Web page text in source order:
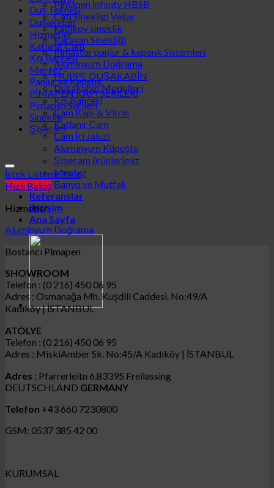
Pimapen İnfınıty HBSB
Çatı Sinekligi Velux
kadikoy sineklik
Karavan Sinekliği
Pimastor panjur & kepenk Sistemleri
Aluminyum Doğrama
HÜPPE DUŞAKABİN
Duşakabin Modelleri
Kış Bahçesi
Cam Kapı & Vitrin
Katlanır Cam
Cam İçi Jaluzi
Aluminyum Küpeşte
Şişecam ürünlerimiz
Menfez
Banyo ve Mutfak
Referanslar
iletişim
Ana Sayfa
Duş Teknesi
Duşakabin
Hizmetler
Katlanır Cam
Kış Bahçesi
Menfez
Panjur ve Kepenk
PİMAPEN KAPI SERİLERİ
Pimapen Serileri
Sineklik
Şişecam
İstek Listeme Ekle
Hızlı Bakış
Hizmetler
Aluminyum Doğrama
Bostancı Pimapen
SHOWROOM
Telefon : (0 216) 450 06 95
Adres : Osmanağa Mh. Kuşdili Caddesi. No:49/A
Kadıköy | İSTANBUL
ATÖLYE
Telefon : (0 216) 450 06 95
Adres : MiskiAmber Sk. No:45/A Kadıköy | İSTANBUL
Adres : Pfarrerleitn 6,83395 Freilassing
DEUTSCHLAND GERMANY
Telefon +43 660 7230800
GSM: 0537 385 42 00
KURUMSAL